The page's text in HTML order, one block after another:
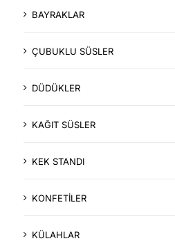
BAYRAKLAR
ÇUBUKLU SÜSLER
DÜDÜKLER
KAĞIT SÜSLER
KEK STANDI
KONFETİLER
KÜLAHLAR